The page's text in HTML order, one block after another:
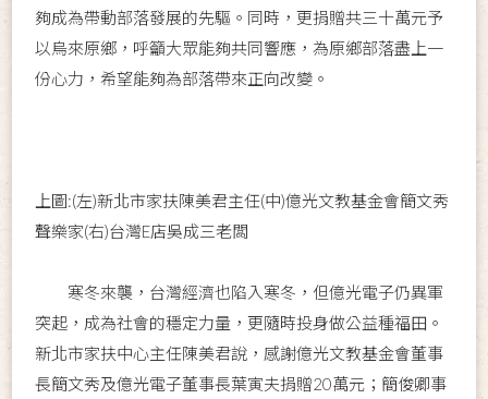
夠成為帶動部落發展的先驅。同時，更捐贈共三十萬元予
以烏來原鄉，呼籲大眾能夠共同響應，為原鄉部落盡上一
份心力，希望能夠為部落帶來正向改變。
上圖:(左)新北市家扶陳美君主任(中)億光文教基金會簡文秀
聲樂家(右)台灣E店吳成三老闆
寒冬來襲，台灣經濟也陷入寒冬，但億光電子仍異軍
突起，成為社會的穩定力量，更隨時投身做公益種福田。
新北市家扶中心主任陳美君說，感謝億光文教基金會董事
長簡文秀及億光電子董事長葉寅夫捐贈20萬元；簡俊卿事